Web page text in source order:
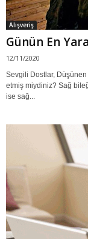
Alışveriş
Günün En
12/11/2020
Sevgili Dostlar,
etmiş miydiniz? Sağ
ise sağ...